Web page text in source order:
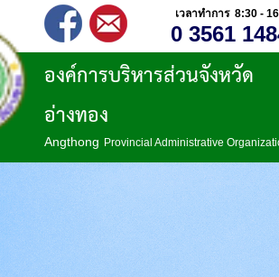
เวลาทำการ 8:30 -
0 3561
องค์การบริหารส่วนจังหวัด
อ่างทอง
Angthong Provincial Administrative